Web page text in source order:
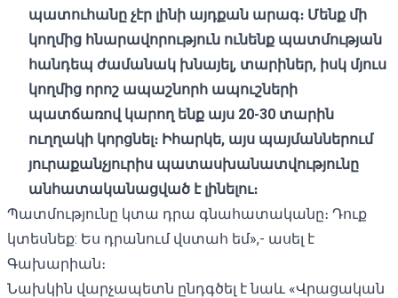
պատուհանը չէր լինի այդքան արագ։ Մենք մի
կողմից հնարավորություն ունենք պատմության
հանդեպ ժամանակ խնայել, տարիներ, իսկ մյուս
կողմից որոշ ապաշնորհ ապուշների
պատճառով կարող ենք այս 20-30 տարին
ուղղակի կորցնել։ Իհարկե, այս պայմաններում
յուրաքանչյուրիս պատասխանատվությունը
անհատականացված է լինելու։
Պատմությունը կտա դրա գնահատականը։ Դուք
կտեսնեք: Ես դրանում վստահ եմ»,- ասել է
Գախարիան։
Նախկին վարչապետն ընդգծել է նաև «Վրացական